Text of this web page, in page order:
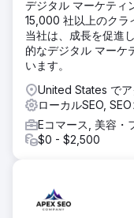
デジタル マーケティ
15,000 社以上のクラ
当社は、成長を促進
的なデジタル マーケ
います。
United States で
ローカルSEO,
Eコマース, 美容・
$0 - $2,500